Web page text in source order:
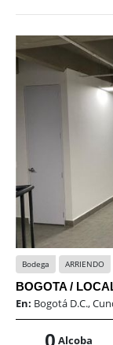
Bodega ARRIENDO
BOGOTA /
En: Bogotá D.C.,
0 Alcoba